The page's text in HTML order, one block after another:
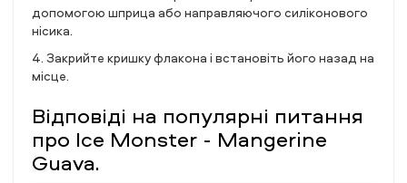
допомогою шприца або направляючого силіконового
нісика.
4. Закрийте кришку флакона і встановіть його назад на
місце.
Відповіді на популярні питання
про Ice Monster - Mangerine
Guava.